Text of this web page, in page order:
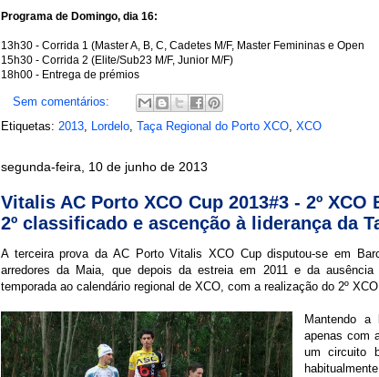
Programa de Domingo, dia 16:
13h30 - Corrida 1 (Master A, B, C, Cadetes M/F, Master Femininas e Open
15h30 - Corrida 2 (Elite/Sub23 M/F, Junior M/F)
18h00 - Entrega de prémios
Sem comentários:
Etiquetas: 2013, Lordelo, Taça Regional do Porto XCO, XCO
segunda-feira, 10 de junho de 2013
Vitalis AC Porto XCO Cup 2013#3 - 2º XCO
2º classificado e ascenção à liderança da
A terceira prova da AC Porto Vitalis XCO Cup disputou-se em
arredores da Maia, que depois da estreia em 2011 e da
temporada ao calendário regional de XCO, com a realização do 2º
Mantendo a
apenas com
um circuito